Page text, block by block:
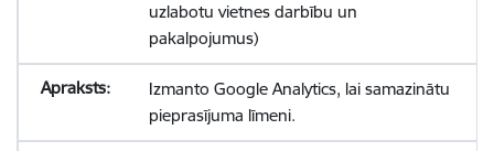
uzlabotu vietnes darbību un
pakalpojumus)
Izmanto Google Analytics, lai samazinātu
pieprasījuma līmeni.